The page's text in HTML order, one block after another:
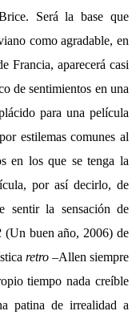
Será la base que
como agradable, en
Francia, aparecerá casi
de sentimientos en una
para una película
estilemas comunes al
en los que se tenga la
por así decirlo, de
sentir la sensación de
(Un buen año, 2006) de
retro–Allen siempre
tiempo nada creíble
patina de irrealidad a